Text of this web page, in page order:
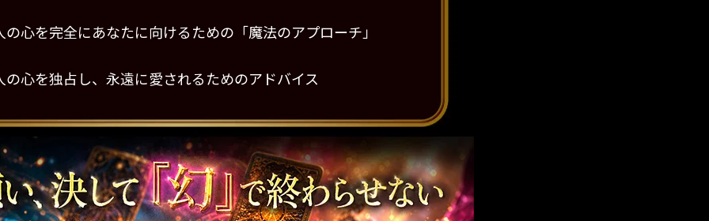
の心を完全にあなたに向けるための「魔法のアプローチ」
の心を独占し、永遠に愛されるためのアドバイス